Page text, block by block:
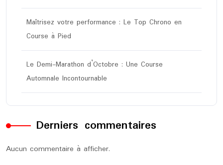
Maîtrisez votre performance : Le Top Chrono en
Course à Pied
Le Demi-Marathon d’Octobre : Une Course
Automnale Incontournable
Derniers commentaires
Aucun commentaire à afficher.